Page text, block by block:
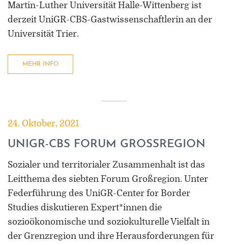
Martin-Luther Universität Halle-Wittenberg ist
derzeit UniGR-CBS-Gastwissenschaftlerin an der
Universität Trier.
MEHR INFO
24. Oktober, 2021
UNIGR-CBS FORUM GROSSREGION
Sozialer und territorialer Zusammenhalt ist das
Leitthema des siebten Forum Großregion. Unter
Federführung des UniGR-Center for Border
Studies diskutieren Expert*innen die
sozioökonomische und soziokulturelle Vielfalt in
der Grenzregion und ihre Herausforderungen für